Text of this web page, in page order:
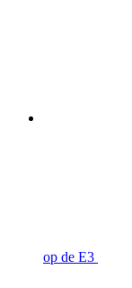
op de E3